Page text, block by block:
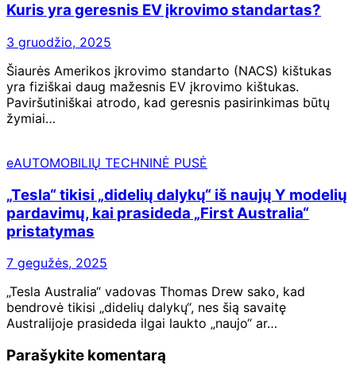
Kuris yra geresnis EV įkrovimo standartas?
3 gruodžio, 2025
Šiaurės Amerikos įkrovimo standarto (NACS) kištukas
yra fiziškai daug mažesnis EV įkrovimo kištukas.
Paviršutiniškai atrodo, kad geresnis pasirinkimas būtų
žymiai…
eAUTOMOBILIŲ TECHNINĖ PUSĖ
„Tesla“ tikisi „didelių dalykų“ iš naujų Y modelių
pardavimų, kai prasideda „First Australia“
pristatymas
7 gegužės, 2025
„Tesla Australia“ vadovas Thomas Drew sako, kad
bendrovė tikisi „didelių dalykų“, nes šią savaitę
Australijoje prasideda ilgai laukto „naujo“ ar…
Parašykite komentarą